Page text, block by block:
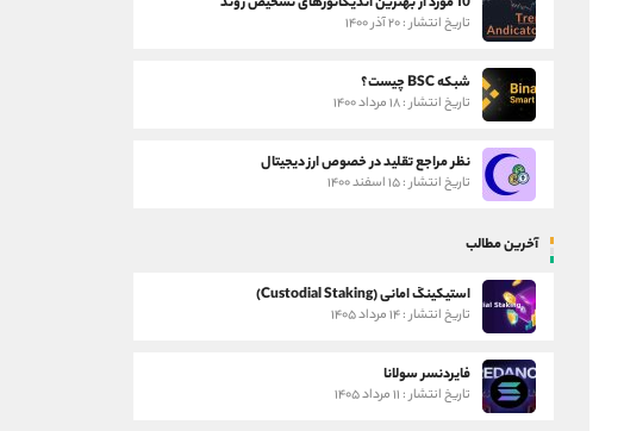
تاریخ انتشار : ۲۰ آذر ۱۴۰۰
شبکه BSC چیست؟
تاریخ انتشار : ۱۸ مرداد ۱۴۰۰
نظر مراجع تقلید در خصوص ارز دیجیتال
تاریخ انتشار : ۱۵ اسفند ۱۴۰۰
آخرین مطالب
استیکینگ امانی (Custodial Staking)
تاریخ انتشار : ۱۴ مرداد ۱۴۰۵
فایردنسر سولانا
تاریخ انتشار : ۱۱ مرداد ۱۴۰۵